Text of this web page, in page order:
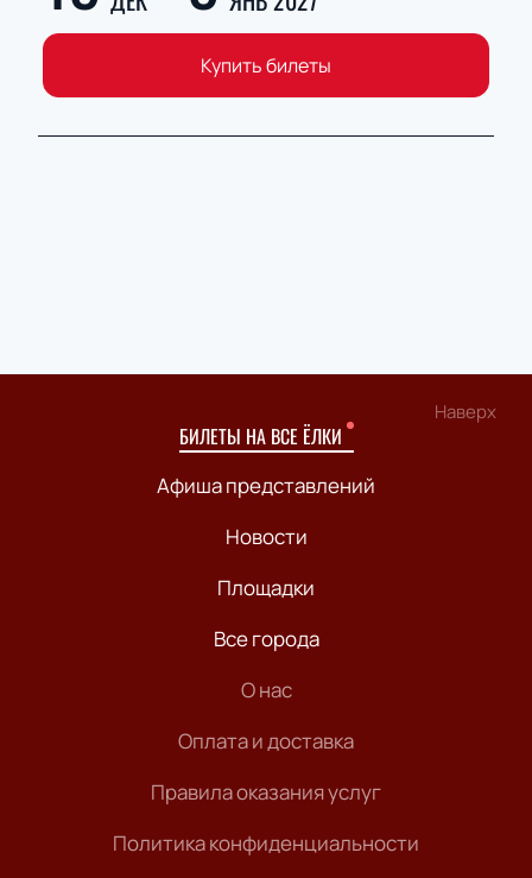
Купить билеты
Наверх
БИЛЕТЫ НА ВСЕ ЁЛКИ
Афиша представлений
Новости
Площадки
Все города
О нас
Оплата и доставка
Правила оказания услуг
Политика конфиденциальности